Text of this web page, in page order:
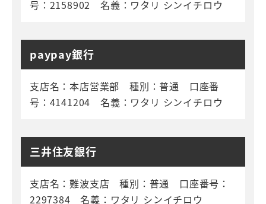
号：2158902 名義：ワタリ シンイチロウ
paypay銀行
支店名：本店営業部 種別：普通 口座番
号：4141204 名義：ワタリ シンイチロウ
三井住友銀行
支店名：難波支店 種別：普通 口座番号：
2297384 名義：ワタリ シンイチロウ